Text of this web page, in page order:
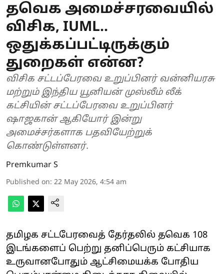
தவெக அமைச்சரவையில்
விசிக, IUML..
ஒதுக்கப்பட்டிருக்கும்
துறைகள் என்ன?
விசிக சட்டப்பேரவை உறுப்பினர் வன்னியரசு
மற்றும் இந்திய யூனியன் முஸ்லீம் லீக்
கட்சியின் சட்டப்பேரவை உறுப்பினர்
ஷாஜகான் ஆகியோர் இன்று
அமைச்சர்களாக பதவியேற்றுக்
கொண்டுள்ளனர்.
Premkumar S
Published on: 22 May 2026, 4:54 am
தமிழக சட்டபேரவைத் தேர்தலில் தவெக 108
இடங்களைப் பெற்று தனிப்பெரும் கட்சியாக
உருவானபோதும் ஆட்சிமையக்க போதிய